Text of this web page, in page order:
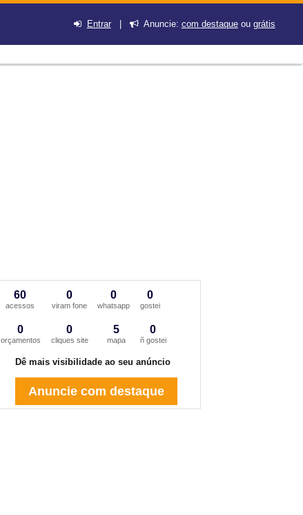
Entrar| Anuncie: com destaqueou grátis
60
acessos
0
viram fone
0
whatsapp
0
gostei
0
orçamentos
0
cliques site
5
mapa
0
ñ gostei
Dê mais visibilidade ao seu anúncio
Anuncie com destaque